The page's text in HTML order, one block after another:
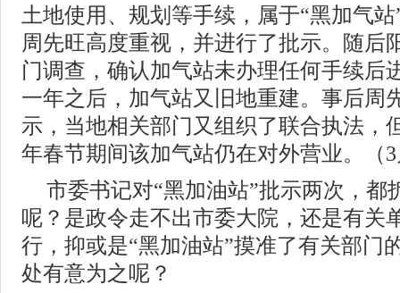
土地使用、规划等手续，属于“黑加气
周先旺高度重视，并进行了批示。随后
门调查，确认加气站未办理任何手续后
一年之后，加气站又旧地重建。事后周
示，当地相关部门又组织了联合执法，
年春节期间该加气站仍在对外营业。（
市委书记对“黑加油站”批示两次，都
呢？是政令走不出市委大院，还是有关
行，抑或是“黑加油站”摸准了有关部门
处有意为之呢？